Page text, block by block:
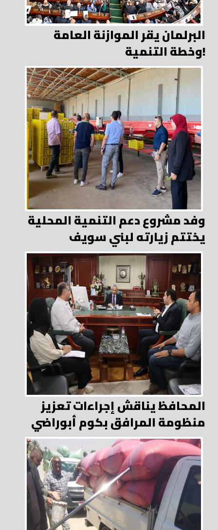
البرلمان يقر الموازنة العامة
وخطة التنمية!
وفد مشروع دعم التنمية المحلية
يختتم زيارته لبني سويف
المحافظ يناقش إجراءات تعزيز
منظومة المرافق بكوم أبوراضي